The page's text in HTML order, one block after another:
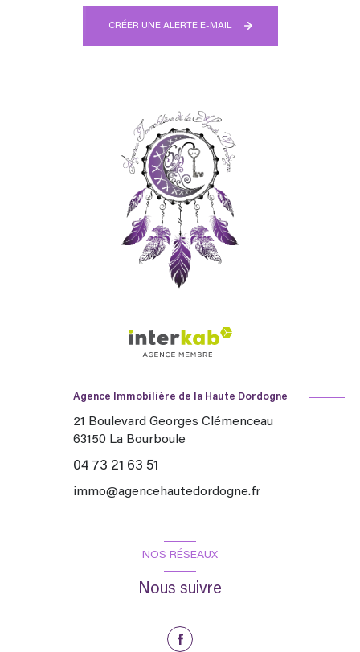
CRÉER UNE ALERTE E-MAIL
Agence Immobilière de la Haute Dordogne
21 Boulevard Georges Clémenceau
63150 La Bourboule
04 73 21 63 51
immo@agencehautedordogne.fr
NOS RÉSEAUX
Nous suivre